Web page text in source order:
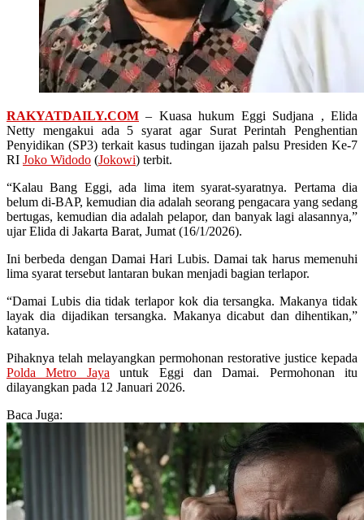
RAKYATDAILY.COM – Kuasa hukum Eggi Sudjana , Elida
Netty mengakui ada 5 syarat agar Surat Perintah Penghentian
Penyidikan (SP3) terkait kasus tudingan ijazah palsu Presiden Ke-7
RI Joko Widodo (Jokowi) terbit.
“Kalau Bang Eggi, ada lima item syarat-syaratnya. Pertama dia
belum di-BAP, kemudian dia adalah seorang pengacara yang sedang
bertugas, kemudian dia adalah pelapor, dan banyak lagi alasannya,”
ujar Elida di Jakarta Barat, Jumat (16/1/2026).
Ini berbeda dengan Damai Hari Lubis. Damai tak harus memenuhi
lima syarat tersebut lantaran bukan menjadi bagian terlapor.
“Damai Lubis dia tidak terlapor kok dia tersangka. Makanya tidak
layak dia dijadikan tersangka. Makanya dicabut dan dihentikan,”
katanya.
Pihaknya telah melayangkan permohonan restorative justice kepada
Polda Metro Jaya untuk Eggi dan Damai. Permohonan itu
dilayangkan pada 12 Januari 2026.
Baca Juga: